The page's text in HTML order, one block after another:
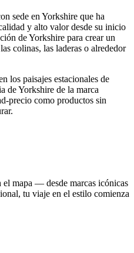
sede en Yorkshire que ha
y alto valor desde su inicio
de Yorkshire para crear un
colinas, las laderas o alrededor
los paisajes estacionales de
de Yorkshire de la marca
precio como productos sin
mapa — desde marcas icónicas
tu viaje en el estilo comienza